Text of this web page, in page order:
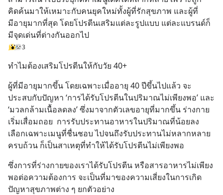
คิดค้นมาให้เหมาะกับคนยุคใหม่ทั้งผู้ที่รักสุขภาพ และผู้ที่
มีอายุมากที่สุด โดยโปรตีนเสริมแต่ละรูปแบบ แต่ละแบรนด์ก็
มีจุดเด่นที่ต่างกันออกไป
3
ทำไมต้องเสริมโปรตีนให้กับวัย 40+
ผู้ที่มีอายุมากขึ้น โดยเฉพาะเมื่ออายุ 40 ปีขึ้นไปแล้ว จะ
ประสบกับปัญหา ‘การได้รับโปรตีนในปริมาณไม่เพียงพอ’ และ
‘มวลกล้ามเนื้อลดลง’ ซึ่งมาจากตัวเลขอายุที่มากขึ้น ร่างกาย
เริ่มเสื่อมถอย  การรับประทานอาหารในปริมาณที่น้อยลง
เลือกเฉพาะเมนูที่ชื่นชอบ ไปจนถึงรับประทานไม่หลากหลาย
ครบถ้วน ก็เป็นสาเหตุที่ทำให้ได้รับโปรตีนไม่เพียงพอ
ซึ่งการที่ร่างกายของเราได้รับโปรตีน หรือสารอาหารไม่เพียง
พอต่อความต้องการ จะเป็นที่มาของความเสี่ยงในการเกิด
ปัญหาสุขภาพต่าง ๆ ยกตัวอย่าง